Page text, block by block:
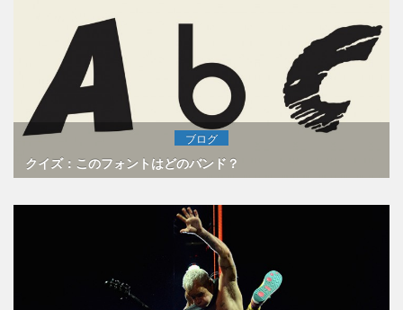
ブログ
クイズ：このフォントはどのバンド？